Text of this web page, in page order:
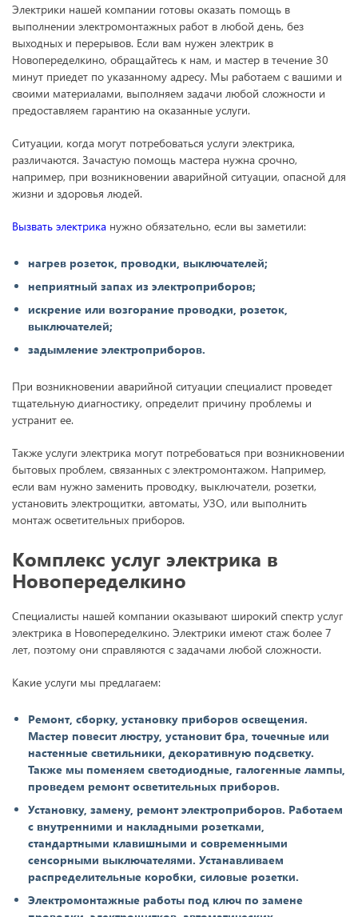
Электрики нашей компании готовы оказать помощь в
выполнении электромонтажных работ в любой день, без
выходных и перерывов. Если вам нужен электрик в
Новопеределкино, обращайтесь к нам, и мастер в течение 30
минут приедет по указанному адресу. Мы работаем с вашими и
своими материалами, выполняем задачи любой сложности и
предоставляем гарантию на оказанные услуги.
Ситуации, когда могут потребоваться услуги электрика,
различаются. Зачастую помощь мастера нужна срочно,
например, при возникновении аварийной ситуации, опасной для
жизни и здоровья людей.
Вызвать электрика нужно обязательно, если вы заметили:
нагрев розеток, проводки, выключателей;
неприятный запах из электроприборов;
искрение или возгорание проводки, розеток,
выключателей;
задымление электроприборов.
При возникновении аварийной ситуации специалист проведет
тщательную диагностику, определит причину проблемы и
устранит ее.
Также услуги электрика могут потребоваться при возникновении
бытовых проблем, связанных с электромонтажом. Например,
если вам нужно заменить проводку, выключатели, розетки,
установить электрощитки, автоматы, УЗО, или выполнить
монтаж осветительных приборов.
Комплекс услуг электрика в
Новопеределкино
Специалисты нашей компании оказывают широкий спектр услуг
электрика в Новопеределкино. Электрики имеют стаж более 7
лет, поэтому они справляются с задачами любой сложности.
Какие услуги мы предлагаем:
Ремонт, сборку, установку приборов освещения.
Мастер повесит люстру, установит бра, точечные или
настенные светильники, декоративную подсветку.
Также мы поменяем светодиодные, галогенные лампы,
проведем ремонт осветительных приборов.
Установку, замену, ремонт электроприборов. Работаем
с внутренними и накладными розетками,
стандартными клавишными и современными
сенсорными выключателями. Устанавливаем
распределительные коробки, силовые розетки.
Электромонтажные работы под ключ по замене